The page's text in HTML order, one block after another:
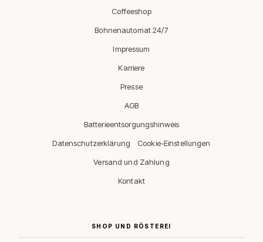
Coffeeshop
Bohnenautomat 24/7
Impressum
Karriere
Presse
AGB
Batterieentsorgungshinweis
Datenschutzerklärung
Cookie-Einstellungen
Versand und Zahlung
Kontakt
SHOP UND RÖSTEREI